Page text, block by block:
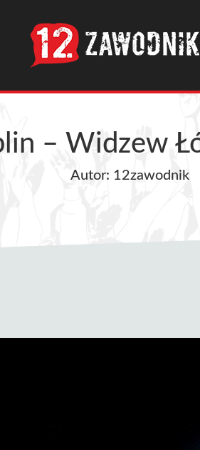
– Widzew
Autor: 12zawodnik